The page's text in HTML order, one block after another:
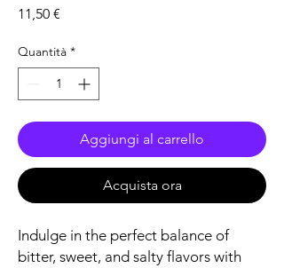
11,50 €
Quantità *
Aggiungi al carrello
Acquista ora
Indulge in the perfect balance of
bitter, sweet, and salty flavors with